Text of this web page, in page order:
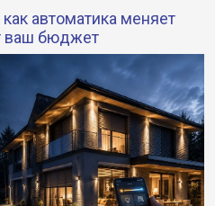
автоматика меняет
ваш бюджет